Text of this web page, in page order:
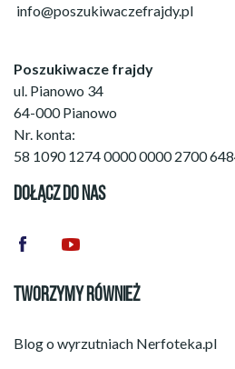
info@poszukiwaczefrajdy.pl
Poszukiwacze frajdy
ul. Pianowo 34
64-000 Pianowo
Nr. konta:
58 1090 1274 0000 0000 2700
DOŁĄCZ DO NAS
TWORZYMY RÓWNIEŻ
Blog o wyrzutniach Nerfoteka.pl